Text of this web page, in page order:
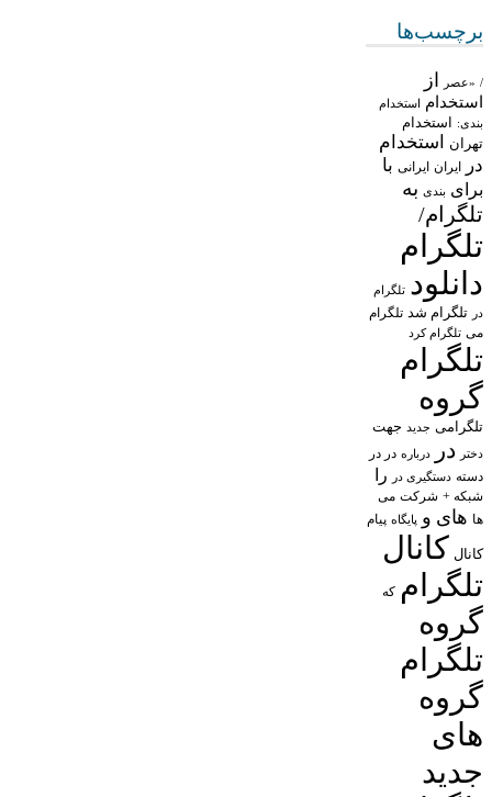
برچسب‌ها
/ «عصر از
استخدام استخدام
بندی: استخدام
تهران
استخدام
در
ایران ایرانی با
برای بندی به
تلگرام/
تلگرام
دانلود تلگرام
در تلگرام شد تلگرام
می تلگرام کرد
تلگرام
گروه
تلگرامی جدید جهت
دختر در درباره در در
دسته دستگیری در را
شبکه + شرکت می
ها های و پایگاه پیام
کانال کانال
تلگرام که
گروه
تلگرام
گروه
های
جدید